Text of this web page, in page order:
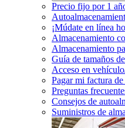
Precio fijo por 1
¡Múdate en línea
Almacenamiento
Almacenamiento
Guía de tamaños
Acceso en
Pagar mi factura
Preguntas
Consejos de
Suministros de